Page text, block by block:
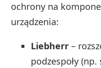
ochrony na
urządzenia:
Liebherr –
podzespoły